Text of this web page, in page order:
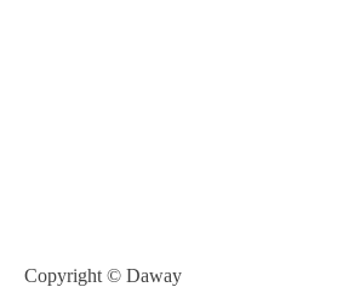
Copyright © Daway